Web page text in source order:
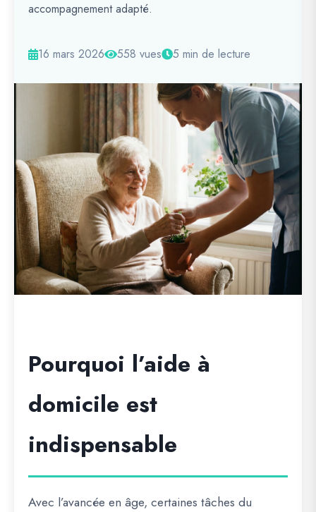
accompagnement adapté.
16 mars 2026 558 vues 5 min de lecture
Pourquoi l’aide à
domicile est
indispensable
Avec l’avancée en âge, certaines tâches du